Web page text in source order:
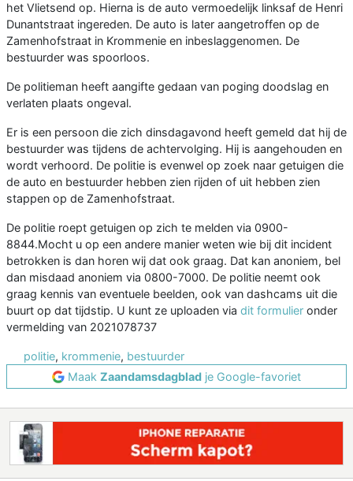
het Vlietsend op. Hierna is de auto vermoedelijk linksaf de Henri
Dunantstraat ingereden. De auto is later aangetroffen op de
Zamenhofstraat in Krommenie en inbeslaggenomen. De
bestuurder was spoorloos.
De politieman heeft aangifte gedaan van poging doodslag en
verlaten plaats ongeval.
Er is een persoon die zich dinsdagavond heeft gemeld dat hij de
bestuurder was tijdens de achtervolging. Hij is aangehouden en
wordt verhoord. De politie is evenwel op zoek naar getuigen die
de auto en bestuurder hebben zien rijden of uit hebben zien
stappen op de Zamenhofstraat.
De politie roept getuigen op zich te melden via 0900-
8844.Mocht u op een andere manier weten wie bij dit incident
betrokken is dan horen wij dat ook graag. Dat kan anoniem, bel
dan misdaad anoniem via 0800-7000. De politie neemt ook
graag kennis van eventuele beelden, ook van dashcams uit die
buurt op dat tijdstip. U kunt ze uploaden via dit formulier onder
vermelding van 2021078737
politie, krommenie, bestuurder
Maak Zaandamsdagblad je Google-favoriet